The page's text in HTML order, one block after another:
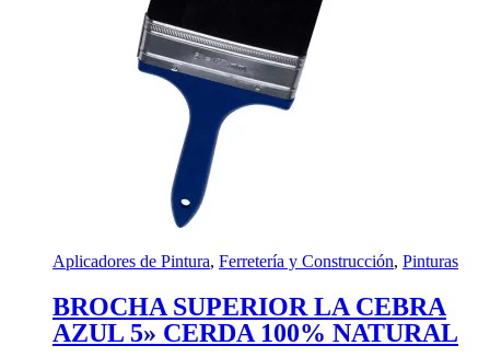
Aplicadores de Pintura, Ferretería y Construcción, Pinturas
BROCHA SUPERIOR LA CEBRA
AZUL 5» CERDA 100% NATURAL